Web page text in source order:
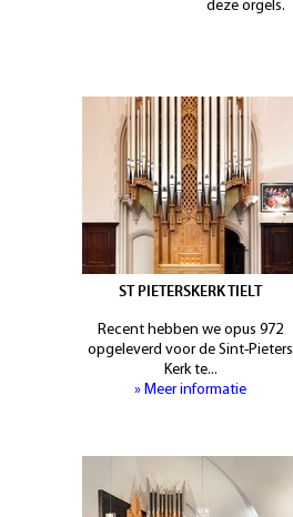
deze orgels.
ST PIETERSKERK TIELT
Recent hebben we opus 972
opgeleverd voor de Sint-Pieters
Kerk te...
» Meer informatie